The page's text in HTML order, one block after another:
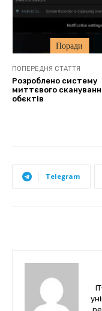
Поради
ПОПЕРЕДНЯ СТАТТЯ
Розроблено систему
миттєвого
обєктів
Telegram